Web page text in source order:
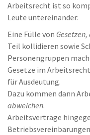
Arbeitsrecht ist so
Leute untereinander:
Eine Fülle von
Teil kollidieren sowie
Personengruppen
Gesetze im
für Ausdeutung.
Dazu kommen dann
abweichen.
Arbeitsverträge